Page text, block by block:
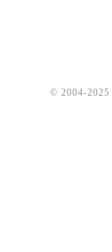
© 2004-2025